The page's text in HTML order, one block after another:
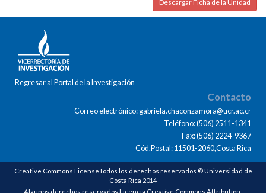
Descargar Ficha de la Unidad
Regresar al Portal de la Investigación
Contacto
Correo electrónico: gabriela.chaconzamora@ucr.ac.cr
Teléfono: (506) 2511-1341
Fax: (506) 2224-9367
Cód.Postal: 11501-2060,Costa Rica
Creative Commons LicenseTodos los derechos reservados © Universidad de
Costa Rica 2014